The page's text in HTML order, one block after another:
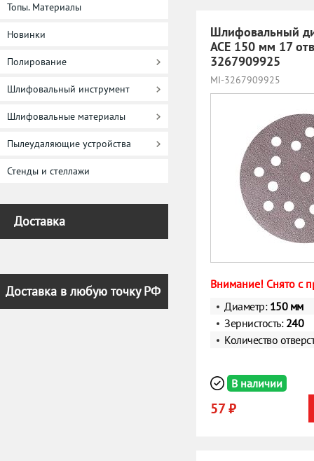
Топы. Материалы
Новинки
Полирование
Шлифовальный инструмент
Шлифовальные материалы
Пылеудаляющие устройства
Стенды и стеллажи
Доставка
Доставка в любую точку РФ
Шлифовальный
ACE 150 мм 17
3267909925
MI-3267909925
Внимание! Снято с
Диаметр: 150 мм
Зернистость: 240
Количество
В наличии
57 ₽